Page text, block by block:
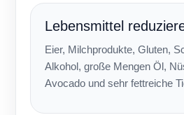
Lebensmittel
Eier, Milchprodukte, Gluten,
Alkohol, große Mengen Öl,
Avocado und sehr fettreiche